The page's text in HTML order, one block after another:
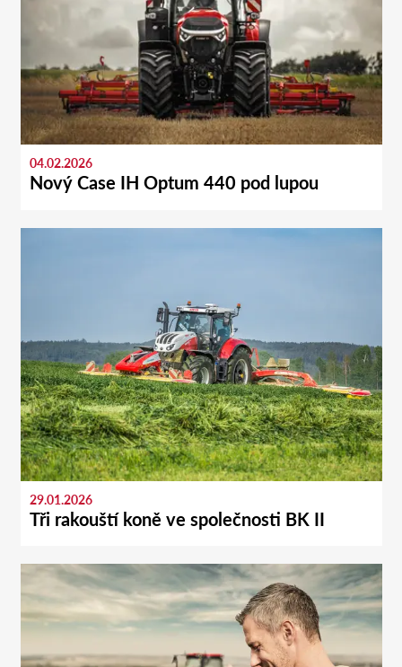
04.02.2026
Nový Case IH Optum 440 pod lupou
29.01.2026
Tři rakouští koně ve společnosti BK II